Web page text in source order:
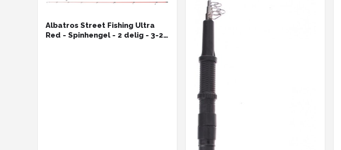
Albatros Street Fishing Ultra
Red - Spinhengel - 2 delig - 3-25